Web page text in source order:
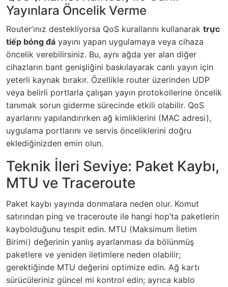
Yayınlara Öncelik Verme
Router’ınız destekliyorsa QoS kurallarını kullanarak trực
tiếp bóng đá yayını yapan uygulamaya veya cihaza
öncelik verebilirsiniz. Bu, aynı ağda yer alan diğer
cihazların bant genişliğini baskılayarak canlı yayın için
yeterli kaynak bırakır. Özellikle router üzerinden UDP
veya belirli portlarla çalışan yayın protokollerine öncelik
tanımak sorun giderme sürecinde etkili olabilir. QoS
ayarlarını yapılandırırken ağ kimliklerini (MAC adresi),
uygulama portlarını ve servis önceliklerini doğru
eklediğinizden emin olun.
Teknik İleri Seviye: Paket Kaybı,
MTU ve Traceroute
Paket kaybı yayında donmalara neden olur. Komut
satırından ping ve traceroute ile hangi hop’ta paketlerin
kaybolduğunu tespit edin. MTU (Maksimum İletim
Birimi) değerinin yanlış ayarlanması da bölünmüş
paketlere ve yeniden iletimlere neden olabilir;
gerektiğinde MTU değerini optimize edin. Ağ kartı
sürücüleriniz güncel mi kontrol edin; ayrıca kablo